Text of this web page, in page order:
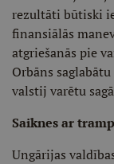
rezultāti būtiski
finansiālās
atgriešanās pie
Orbāns
valstij varētu
Saiknes ar
Ungārijas